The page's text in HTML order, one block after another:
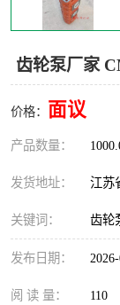
齿轮泵厂家
价格： 面议
产品数量：
发货地址： 江苏
关键词： 齿轮
发布日期：
阅 读 量： 110